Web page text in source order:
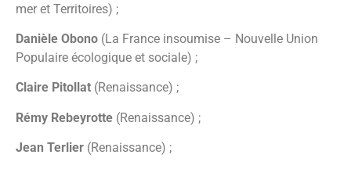
mer et Territoires) ;
Danièle Obono (La France insoumise – Nouvelle Union
Populaire écologique et sociale) ;
Claire Pitollat (Renaissance) ;
Rémy Rebeyrotte (Renaissance) ;
Jean Terlier (Renaissance) ;